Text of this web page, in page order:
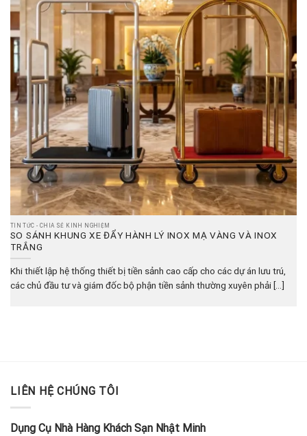
TIN TỨC - CHIA SẺ KINH NGHIỆM
SO SÁNH KHUNG XE ĐẨY HÀNH LÝ INOX MẠ VÀNG VÀ INOX
TRẮNG
Khi thiết lập hệ thống thiết bị tiền sảnh cao cấp cho các dự án lưu trú,
các chủ đầu tư và giám đốc bộ phận tiền sảnh thường xuyên phải [...]
LIÊN HỆ CHÚNG TÔI
Dụng Cụ Nhà Hàng Khách Sạn Nhật Minh